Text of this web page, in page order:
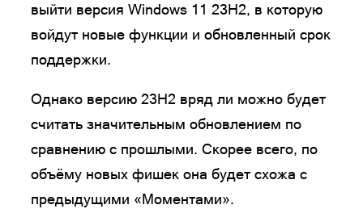
выйти версия Windows 11 23H2, в которую
войдут новые функции и обновленный срок
поддержки.
Однако версию 23H2 вряд ли можно будет
считать значительным обновлением по
сравнению с прошлыми. Скорее всего, по
объёму новых фишек она будет схожа с
предыдущими «Моментами».